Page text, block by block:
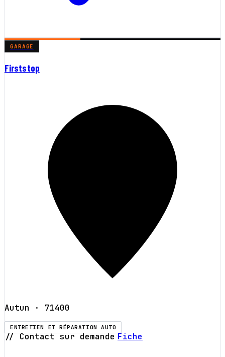
GARAGE
Firststop
Autun · 71400
ENTRETIEN ET RÉPARATION AUTO
// Contact sur demande Fiche